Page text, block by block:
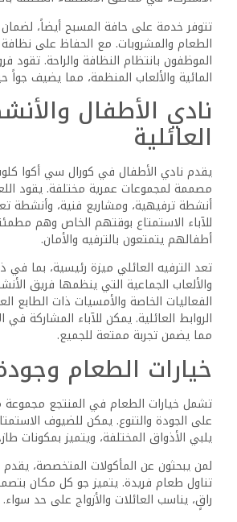
راقٍ، يناسب العائلات والأزواج على حد سواء.
يشتهر الموظفون في المطاعم بخدمتهم
تجربة تناول طعام ممتعة. يشيد الضيوف
الطعام. يساهم التزام المنتجع بالتميز
العطلة العامة.
الترفيه والأنشطة
يوفر كورال سي أكوا كلوب ريزورت مجموعة
والأنشطة، لضمان استمتاع الضيوف
مع ميزات مثل منتزه مائي واسع، وأحداث
ومجموعة من الخيارات الترفيهية، هناك
منتزه مائي وزلاجات
يعد المنتزه المائي في المنتجع من أبرز
العديد من المعالم التي تناسب جميع
البارزة “البوميرانج”، الذي يوفر انحدارات
السريعة” لأولئك الباحثين عن تجارب مليئة
للعائلات الاستمتاع بمنطقة الأطفال
على زلاجات أصغر وبرك رش.
الراحة والسلامة هما الأولوية، حيث يشرف
على المنتزه. يمكن للضيوف الاسترخاء على
القريبة بينما يلعب الأطفال. هذه التجربة
تجذب الباحثين عن الإثارة والعائلات على
الأحداث اليومية
المسائية